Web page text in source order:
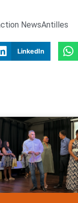
NewsAntilles
LinkedIn